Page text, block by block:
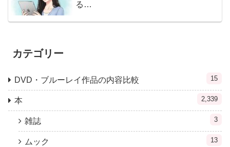
る…
カテゴリー
DVD・ブルーレイ作品の内容比較 15
本 2,339
雑誌 3
ムック 13